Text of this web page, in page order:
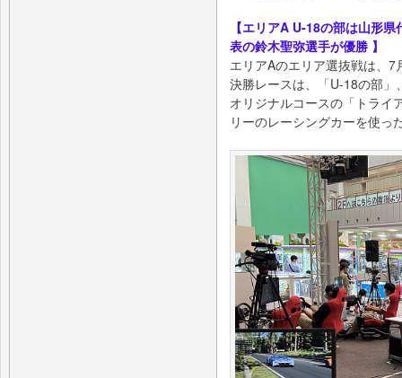
【エリアA U-18の部は山形
表の鈴木聖弥選手が優勝 】
エリアAのエリア選抜戦は、
決勝レースは、「U-18の部
オリジナルコースの「トライ
リーのレーシングカーを使っ